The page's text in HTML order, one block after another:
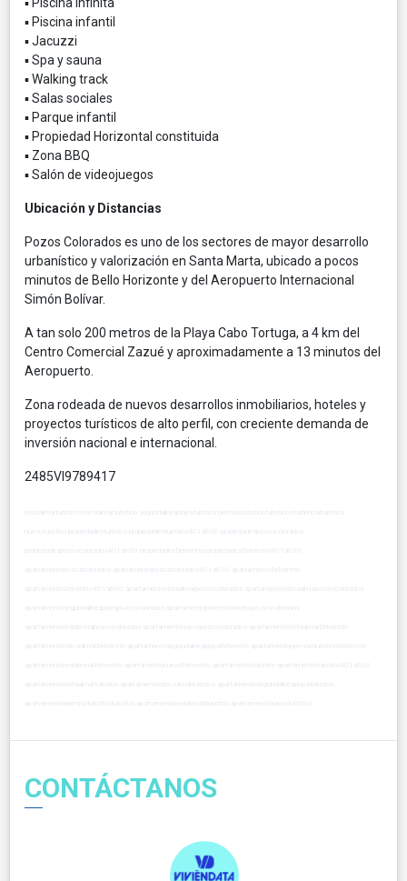
▪ Piscina infantil
▪ Jacuzzi
▪ Spa y sauna
▪ Walking track
▪ Salas sociales
▪ Parque infantil
▪ Propiedad Horizontal constituida
▪ Zona BBQ
▪ Salón de videojuegos
Ubicación y Distancias
Pozos Colorados es uno de los sectores de mayor desarrollo
urbanístico y valorización en Santa Marta, ubicado a pocos
minutos de Bello Horizonte y del Aeropuerto Internacional
Simón Bolívar.
A tan solo 200 metros de la Playa Cabo Tortuga, a 4 km del
Centro Comercial Zazué y aproximadamente a 13 minutos del
Aeropuerto.
Zona rodeada de nuevos desarrollos inmobiliarios, hoteles y
proyectos turísticos de alto perfil, con creciente demanda de
inversión nacional e internacional.
2485VI9789417
CONTÁCTANOS